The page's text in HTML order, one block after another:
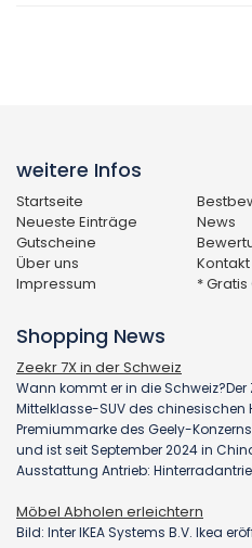
weitere Infos
Startseite
Neueste Einträge
News
Gutscheine
Über uns
Kontakt
Impressum
* Gratis
Shopping News
Zeekr 7X in der Schweiz
Wann kommt er in die Schweiz?Der
Mittelklasse-SUV des chinesischen
Premiummarke des Geely-
und ist seit September 2024 in
Ausstattung Antrieb:
Möbel Abholen erleichtern
Bild: Inter IKEA Systems B.V. Ikea